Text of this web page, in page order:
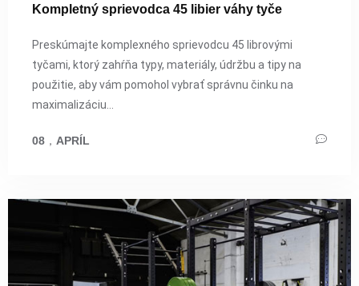
Kompletný sprievodca 45 libier váhy tyče
Preskúmajte komplexného sprievodcu 45 librovými
tyčami, ktorý zahŕňa typy, materiály, údržbu a tipy na
použitie, aby vám pomohol vybrať správnu činku na
maximalizáciu...
08 ， APRÍL